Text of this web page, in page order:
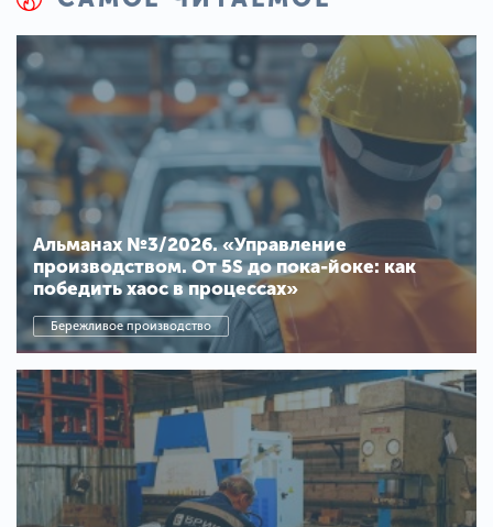
Альманах №3/2026. «Управление
производством. От 5S до пока-йоке: как
победить хаос в процессах»
Бережливое производство